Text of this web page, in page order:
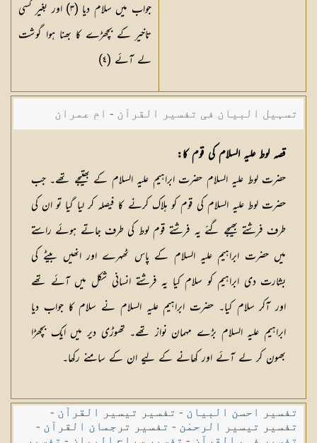
جواب میں سلام دیا (٣) اور بغیر کسی
تاخیر کے بچھڑے کا بھنا ہوا گوشت
لے آئے (٤)
تسہیل البیان فی تفسیر القرآن - ام عمران
شکیلہ بنت میاں فضل حسین
قصہ لوط علیہ السلام کی قوم کا:
حضرت لوط علیہ السلام حضرت ابراہیم علیہ السلام کے بھتیجے تھے۔ جب
حضرت لوط علیہ السلام کی قوم کو ہلاک کرنے کا فیصلہ کر لیا گیا تو ان کی
طرف فرشتے بھیجے گئے یہ فرشتے قوم لوط کی طرف جاتے ہوئے راستے
میں حضرت ابراہیم علیہ السلام کے پاس ٹھہرے اور انھیں بیٹے کی
بشارت دی ابراہیم کو سلام کیا یہ فرشتے انسانی شکل میں آئے تھے
اور آکر سلام کیا۔ حضرت ابراہیم علیہ السلام نے سلام کا جواب دیا
ابراہیم علیہ السلام بڑے مہمان نواز تھے۔ تھوڑی دیر میں ایک بچھڑا
بھون کر لے آئے اور کھانے کے لیے ان کے سامنے رکھا۔
تفسیر احسن البیان - تفسیر تیسیر القرآن -
تفسیر تیسیر الرحمٰن - تفسیر ترجمان القرآن -